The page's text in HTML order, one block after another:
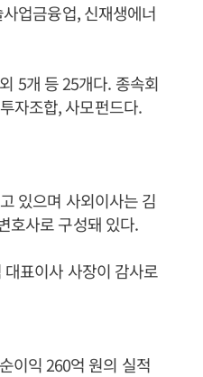
업금융업, 신재생에너
5개 등 25개다. 종속회
자조합, 사모펀드다.
있으며 사외이사는 김
호사로 구성돼 있다.
표이사 사장이 감사로
이익 260억 원의 실적